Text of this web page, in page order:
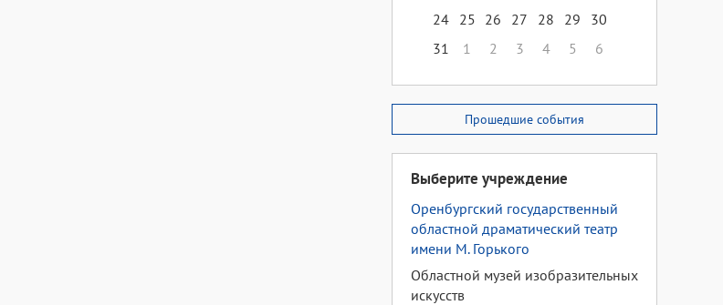
24 25 26 27 28 29
30
31
1 2 3 4 5 6
Прошедшие события
Выберите учреждение
Оренбургский государственный
областной драматический театр
имени М. Горького
Областной музей изобразительных
искусств